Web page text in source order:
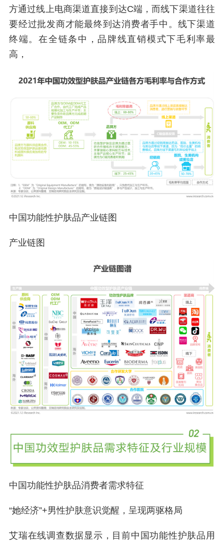
方通过线上电商渠道直接到达C端，而线下渠道往往
要经过批发商才能最终到达消费者手中。线下渠道
终端。在全链条中，品牌线直销模式下毛利率最
高，
中国功能性护肤品产业链图
产业链图
中国功能性护肤品消费者需求特征
“她经济”+男性护肤意识觉醒，呈现两驱格局
艾瑞在线调查数据显示，目前中国功能性护肤品用